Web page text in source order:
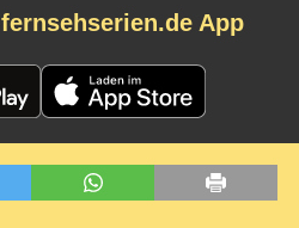
fernsehserien.de App